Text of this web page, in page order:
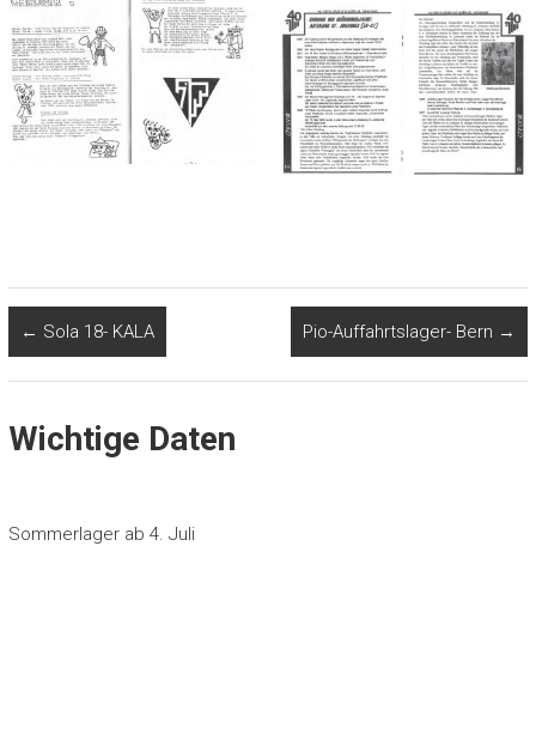
← Sola 18- KALA Pio-Auffahrtslager- Bern →
Wichtige Daten
Sommerlager ab 4. Juli